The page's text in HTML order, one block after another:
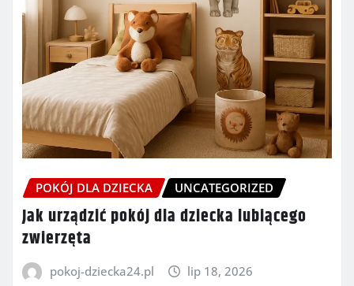
POKÓJ DLA DZIECKA UNCATEGORIZED
Jak urządzić pokój dla dziecka lubiącego
zwierzęta
pokoj-dziecka24.pl lip 18, 2026